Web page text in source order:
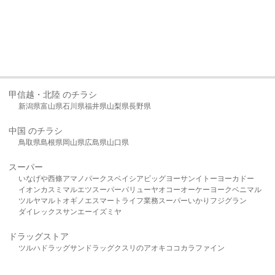
甲信越・北陸 のチラシ
新潟県富山県石川県福井県山梨県長野県
中国 のチラシ
鳥取県島根県岡山県広島県山口県
スーパー
いなげや西條アマノパークスベイシア ビッグヨーサンイトーヨーカドー
イオンカスミ マルエツスーパーバリューヤオコーオーケー ヨークベニマル
ツルヤマルト オギノ エスマート ライフ業務スーパーいかり フジグラン
ダイレックスサンエーイズミヤ
ドラッグストア
ツルハドラッグサンドラッグクスリのアオキ ココカラファイン